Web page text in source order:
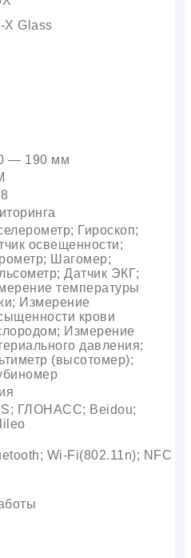
X Glass
— 190 мм
Гироскоп;
освещенности;
Шагомер;
Датчик ЭКГ;
температуры
Измерение
крови
Измерение
давления;
(высотомер);
ГЛОНАСС; Beidou;
Wi-Fi(802.11n); NFC